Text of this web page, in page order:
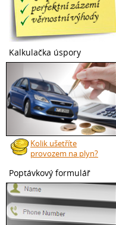
Kalkulačka úspory
Kolik ušetříte
provozem na plyn?
Poptávkový formulář